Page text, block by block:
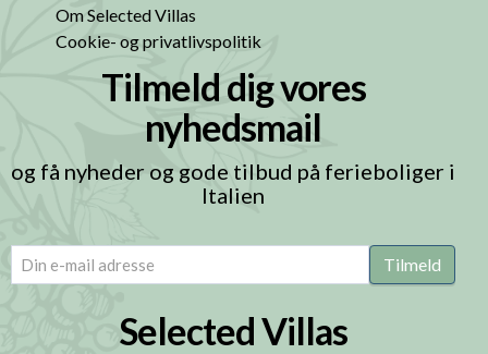
Om Selected Villas
Cookie- og privatlivspolitik
Tilmeld dig vores
nyhedsmail
og få nyheder og gode tilbud på ferieboliger i
Italien
email (Påkrævet) Tilmeld
Selected Villas